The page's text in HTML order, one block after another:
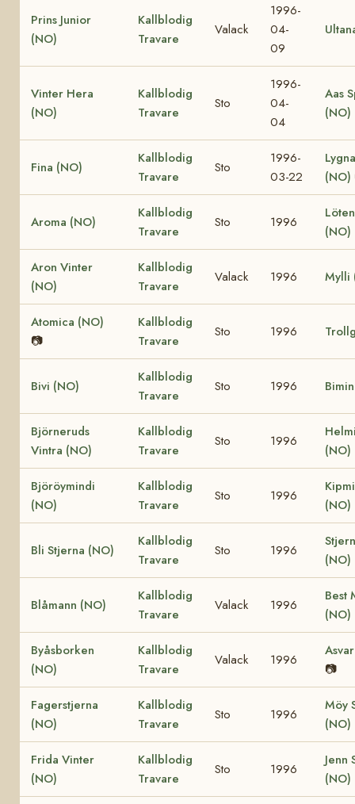
Prins Junior
(NO)
Kallblodig
Travare
Valack
1996-
04-
09
Vinter Hera
(NO)
Kallblodig
Travare
Sto
1996-
04-
04
Aas
(NO)
Fina (NO)
Kallblodig
Travare
Sto
1996-
03-22
(NO)
Aroma (NO)
Kallblodig
Travare
Sto 1996
(NO)
Aron Vinter
(NO)
Kallblodig
Travare
Valack 1996 Mylli
Atomica (NO)
📷
Kallblodig
Travare
Sto 1996
Bivi (NO)
Kallblodig
Travare
Sto 1996
Björneruds
Vintra (NO)
Kallblodig
Travare
Sto 1996
(NO)
Björöymindi
(NO)
Kallblodig
Travare
Sto 1996
(NO)
Bli Stjerna (NO)
Kallblodig
Travare
Sto 1996
(NO)
Blåmann (NO)
Kallblodig
Travare
Valack 1996
Best
(NO)
Byåsborken
(NO)
Kallblodig
Travare
Valack 1996
📷
Fagerstjerna
(NO)
Kallblodig
Travare
Sto 1996
Möy
(NO)
Frida Vinter
(NO)
Kallblodig
Travare
Sto 1996
Jenn
(NO)